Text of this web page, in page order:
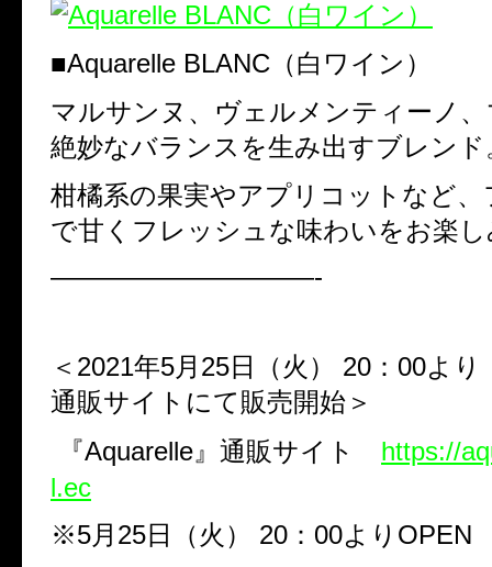
■Aquarelle BLANC （白ワイン）
マルサンヌ、ヴェルメンティーノ
絶妙なバランスを生み出すブレンド
柑橘系の果実やアプリコットなど
で甘くフレッシュな味わいをお楽
——————————-
＜ 2021年5月 25日（火） 20 ： 00より
通販サイトにて販売開始＞
『Aquarelle 』通販サイト https://
l.ec
※5月 25日（火） 20 ： 00より OPEN